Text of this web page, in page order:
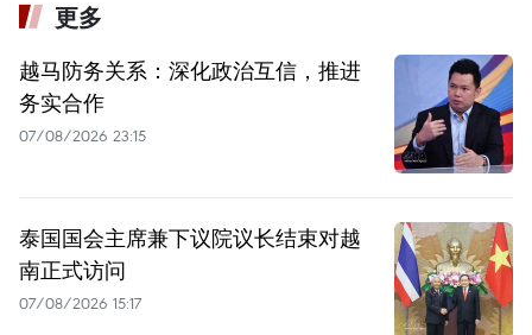
更多
越马防务关系：深化政治互信，推进
务实合作
07/08/2026 23:15
泰国国会主席兼下议院议长结束对越
南正式访问
07/08/2026 15:17